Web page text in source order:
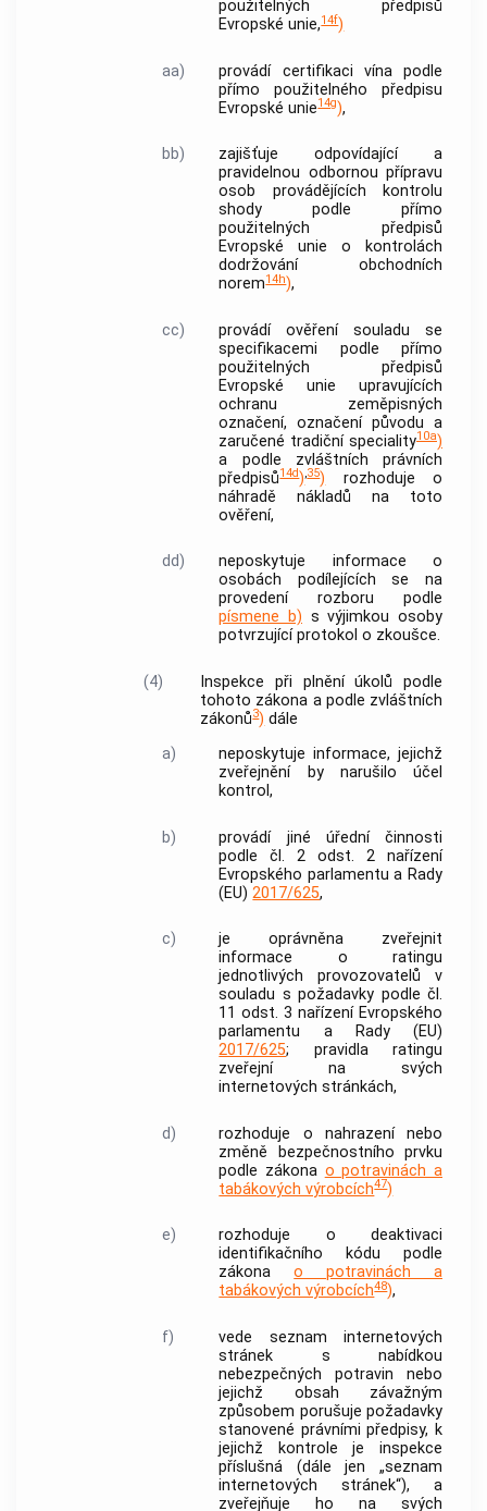
použitelných předpisů
Evropské unie,14f)
aa)
provádí certifikaci vína podle
přímo použitelného předpisu
Evropské unie14g),
bb)
zajišťuje odpovídající a
pravidelnou odbornou přípravu
osob provádějících
kontrolu
shody podle přímo
použitelných předpisů
Evropské unie o
kontrolách
dodržování obchodních
norem14h),
cc)
provádí ověření souladu se
specifikacemi podle přímo
použitelných předpisů
Evropské unie upravujících
ochranu zeměpisných
označení, označení původu a
zaručené tradiční speciality10a)
a podle zvláštních právních
předpisů14d),35) rozhoduje o
náhradě nákladů na toto
ověření,
dd)
neposkytuje informace o
osobách podílejících se na
provedení rozboru podle
písmene b) s výjimkou osoby
potvrzující protokol o zkoušce.
(4)
Inspekce při plnění úkolů podle
tohoto zákona a podle zvláštních
zákonů3) dále
a)
neposkytuje informace, jejichž
zveřejnění by narušilo účel
kontrol,
b)
provádí jiné úřední činnosti
podle čl. 2 odst. 2 nařízení
Evropského parlamentu a Rady
(EU)2017/625,
c)
je oprávněna zveřejnit
informace o ratingu
jednotlivých provozovatelů v
souladu s požadavky podle čl.
11 odst. 3 nařízení Evropského
parlamentu a Rady (EU)
2017/625; pravidla ratingu
zveřejní na svých
internetových stránkách,
d)
rozhoduje o nahrazení nebo
změně bezpečnostního prvku
podle zákona o potravinách a
tabákových výrobcích47)
e)
rozhoduje o deaktivaci
identifikačního kódu podle
zákonao potravinách a
tabákových výrobcích48),
f)
vede seznam internetových
stránek s nabídkou
nebezpečných potravin nebo
jejichž obsah závažným
způsobem porušuje požadavky
stanovené právními předpisy, k
jejichž kontrole je inspekce
příslušná (dále jen „seznam
internetových stránek“), a
zveřejňuje ho na svých